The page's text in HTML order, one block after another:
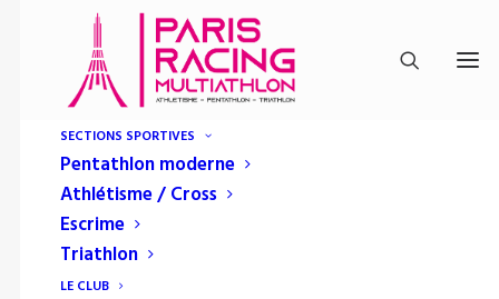
SECTIONS SPORTIVES
Pentathlon moderne
Athlétisme / Cross
Escrime
Triathlon
LE CLUB